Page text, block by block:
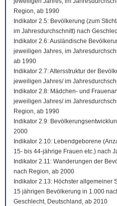
Region, ab 1990
Indikator 2.5: Bevölkerung (zum
im Jahresdurchschnitt) nach
Indikator 2.6: Ausländische
jeweiligen Jahres, im
ab 1990
Indikator 2.7: Altersstruktur der
jeweiligen Jahres/ im
Indikator 2.8: Mädchen- und
jeweiligen Jahres/ im
Region, ab 1990
Indikator 2.9:
2000
Indikator 2.10: Lebendgeborene
15- bis 44-jährige Frauen etc.) nach
Indikator 2.11: Wanderungen der
nach Region, ab 2000
Indikator 2.13: Höchster allgemeiner
15 jährigen Bevölkerung in 1.000
Geschlecht, Deutschland, ab 2010